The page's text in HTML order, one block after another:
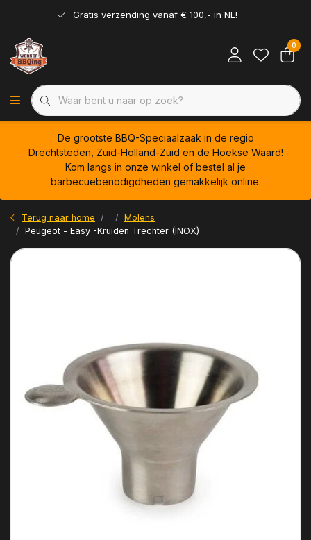
Gratis verzending vanaf € 100,- in NL!
0
De grootste BBQ-Speciaalzaak in de regio
Drechtsteden, Zuid-Holland-Zuid en de Hoekse Waard!
Kom langs in onze winkel of bestel al je
barbecuebenodigdheden gemakkelijk online.
Terug naar home
Molens
Peugeot - Easy -Kruiden Trechter (INOX)